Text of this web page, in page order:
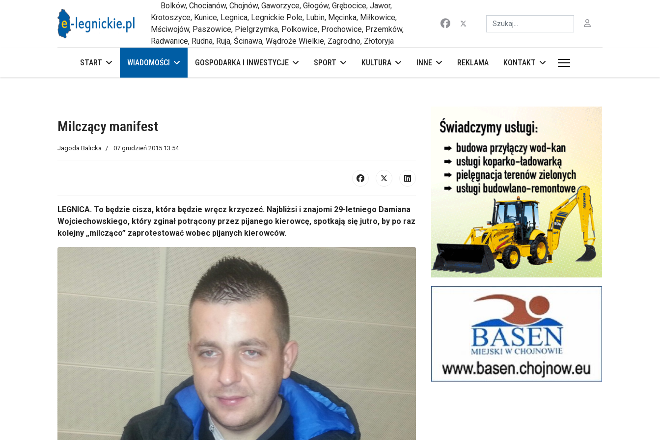
Bolków, Chocianów, Chojnów, Gaworzyce, Głogów, Grębocice, Jawor,
Krotoszyce, Kunice, Legnica, Legnickie Pole, Lubin, Męcinka, Miłkowice,
Mściwojów, Paszowice, Pielgrzymka, Polkowice, Prochowice, Przemków,
Radwanice, Rudna, Ruja, Ścinawa, Wądroże Wielkie, Zagrodno, Złotoryja
Szukaj
START WIADOMOŚCI GOSPODARKA I INWESTYCJE SPORT KULTURA INNE REKLAMA KONTAKT
Milczący manifest
Jagoda Balicka 07 grudzień 2015 13:54
LEGNICA. To będzie cisza, która będzie wręcz krzyczeć. Najbliżsi i znajomi 29-letniego Damiana
Wojciechowskiego, który zginał potrącony przez pijanego kierowcę, spotkają się jutro, by po raz
kolejny „milcząco” zaprotestować wobec pijanych kierowców.